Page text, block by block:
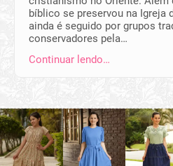
bíblico se preservou na Igreja
ainda é seguido por grupos
conservadores pela…
Continuar lendo…